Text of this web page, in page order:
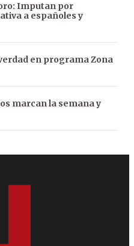
Imputan por
a españoles y
en programa Zona
marcan la semana y